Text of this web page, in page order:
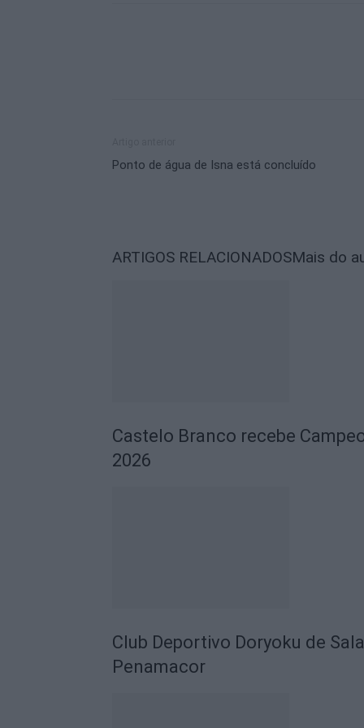
Ponto de água de Isna está concluído
ARTIGOS RELACIONADOSMais do
Castelo Branco recebe
2026
Club Deportivo Doryoku de
Penamacor